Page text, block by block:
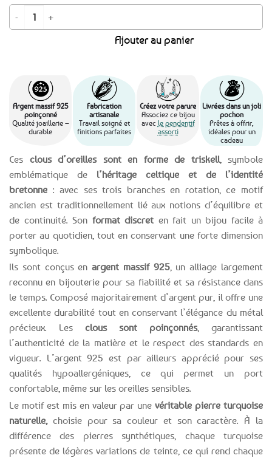
Ces clous d’oreilles sont en forme de triskell, symbole
emblématique de l’héritage celtique et de l’identité
bretonne : avec ses trois branches en rotation, ce motif
ancien est traditionnellement lié aux notions d’équilibre et
de continuité. Son format discret en fait un bijou facile à
porter au quotidien, tout en conservant une forte dimension
symbolique.
Ils sont conçus enargent massif 925, un alliage largement
reconnu en bijouterie pour sa fiabilité et sa résistance dans
le temps. Composé majoritairement d’argent pur, il offre une
excellente durabilité tout en conservant l’élégance du métal
précieux. Les clous sont poinçonnés, garantissant
l’authenticité de la matière et le respect des standards en
vigueur. L’argent 925 est par ailleurs apprécié pour ses
qualités hypoallergéniques, ce qui permet un port
confortable, même sur les oreilles sensibles.
Le motif est mis en valeur par une véritable pierre turquoise
naturelle,choisie pour sa couleur et son caractère. À la
différence des pierres synthétiques, chaque turquoise
présente de légères variations de teinte, ce qui rend chaque
Argent massif 925
poinçonné
Qualité joaillerie –
durable
Fabrication
artisanale
Travail soigné et
finitions parfaites
Créez votre parure
Associez ce bijou
avec le pendentif
assorti
Livrées dans un joli
pochon
Prêtes à offrir,
idéales pour un
cadeau
quantité de Boucles d'oreilles clous Triskell pierre turquoise - Argent 925
Ajouter au panier